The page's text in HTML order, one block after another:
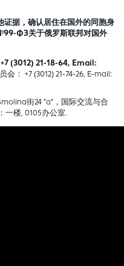
证据，确认居住在国外的同胞身
ФЗ关于俄罗斯联邦对国外
(3012) 21-18-64, Email:
： +7 (3012) 21-74-26, E-mail:
街24 "а"，国际交流与合
一楼, 0105办公室.